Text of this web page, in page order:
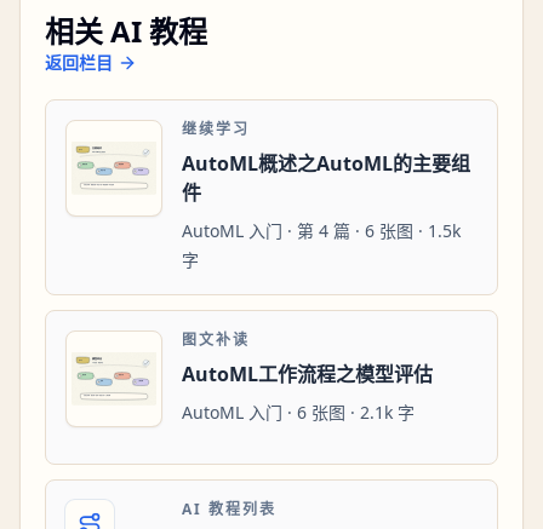
相关 AI 教程
返回栏目
继续学习
AutoML概述之AutoML的主要组
件
AutoML 入门 · 第 4 篇 · 6 张图 · 1.5k
字
图文补读
AutoML工作流程之模型评估
AutoML 入门 · 6 张图 · 2.1k 字
AI 教程列表